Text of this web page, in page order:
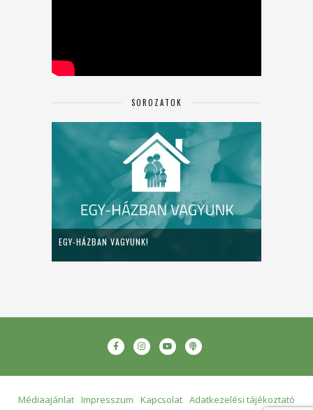
SOROZATOK
EGY-HÁZBAN VAGYUNK!
Médiaajánlat Impresszum Kapcsolat Adatkezelési tájékoztató